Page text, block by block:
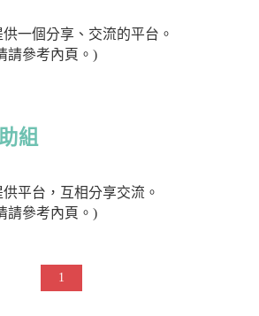
一個分享、交流的平台。
請參考內頁。)
組
平台，互相分享交流。
請參考內頁。)
1